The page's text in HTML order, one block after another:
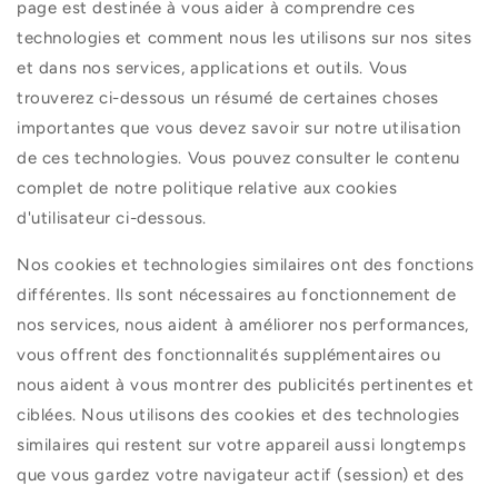
page est destinée à vous aider à comprendre ces
technologies et comment nous les utilisons sur nos sites
et dans nos services, applications et outils. Vous
trouverez ci-dessous un résumé de certaines choses
importantes que vous devez savoir sur notre utilisation
de ces technologies. Vous pouvez consulter le contenu
complet de notre politique relative aux cookies
d'utilisateur ci-dessous.
Nos cookies et technologies similaires ont des fonctions
différentes. Ils sont nécessaires au fonctionnement de
nos services, nous aident à améliorer nos performances,
vous offrent des fonctionnalités supplémentaires ou
nous aident à vous montrer des publicités pertinentes et
ciblées. Nous utilisons des cookies et des technologies
similaires qui restent sur votre appareil aussi longtemps
que vous gardez votre navigateur actif (session) et des